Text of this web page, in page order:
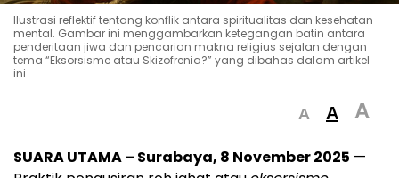
Ilustrasi reflektif tentang konflik antara spiritualitas dan kesehatan
mental. Gambar ini menggambarkan ketegangan batin antara
penderitaan jiwa dan pencarian makna religius sejalan dengan
tema “Eksorsisme atau Skizofrenia?” yang dibahas dalam artikel
ini.
A A A
SUARA UTAMA – Surabaya, 8 November 2025 —